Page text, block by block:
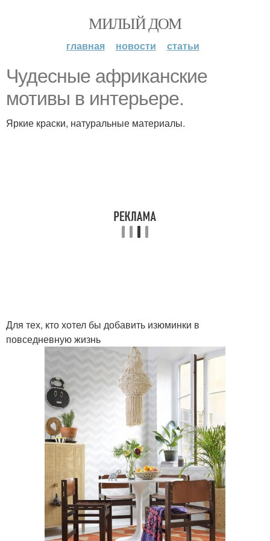
МИЛЫЙ ДОМ
главная новости статьи
Чудесные африканские
мотивы в интерьере.
Яркие краски, натуральные материалы.
Для тех, кто хотел бы добавить изюминки в
повседневную жизнь